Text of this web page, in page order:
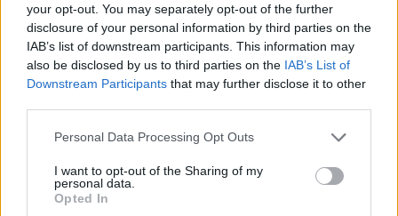
your opt-out. You may separately opt-out of the further
disclosure of your personal information by third parties on the
IAB’s list of downstream participants. This information may
also be disclosed by us to third parties on the IAB’s List of
Downstream Participants that may further disclose it to other
Please note that this website/app uses one or more Google
not limited to your visit or usage behaviour. You may click to
grant or deny consent to Google and its third-party tags to
use your data for below specified purposes in below Google
Personal Data Processing Opt Outs
I want to opt-out of the Sharing of my
personal data.
Opted In